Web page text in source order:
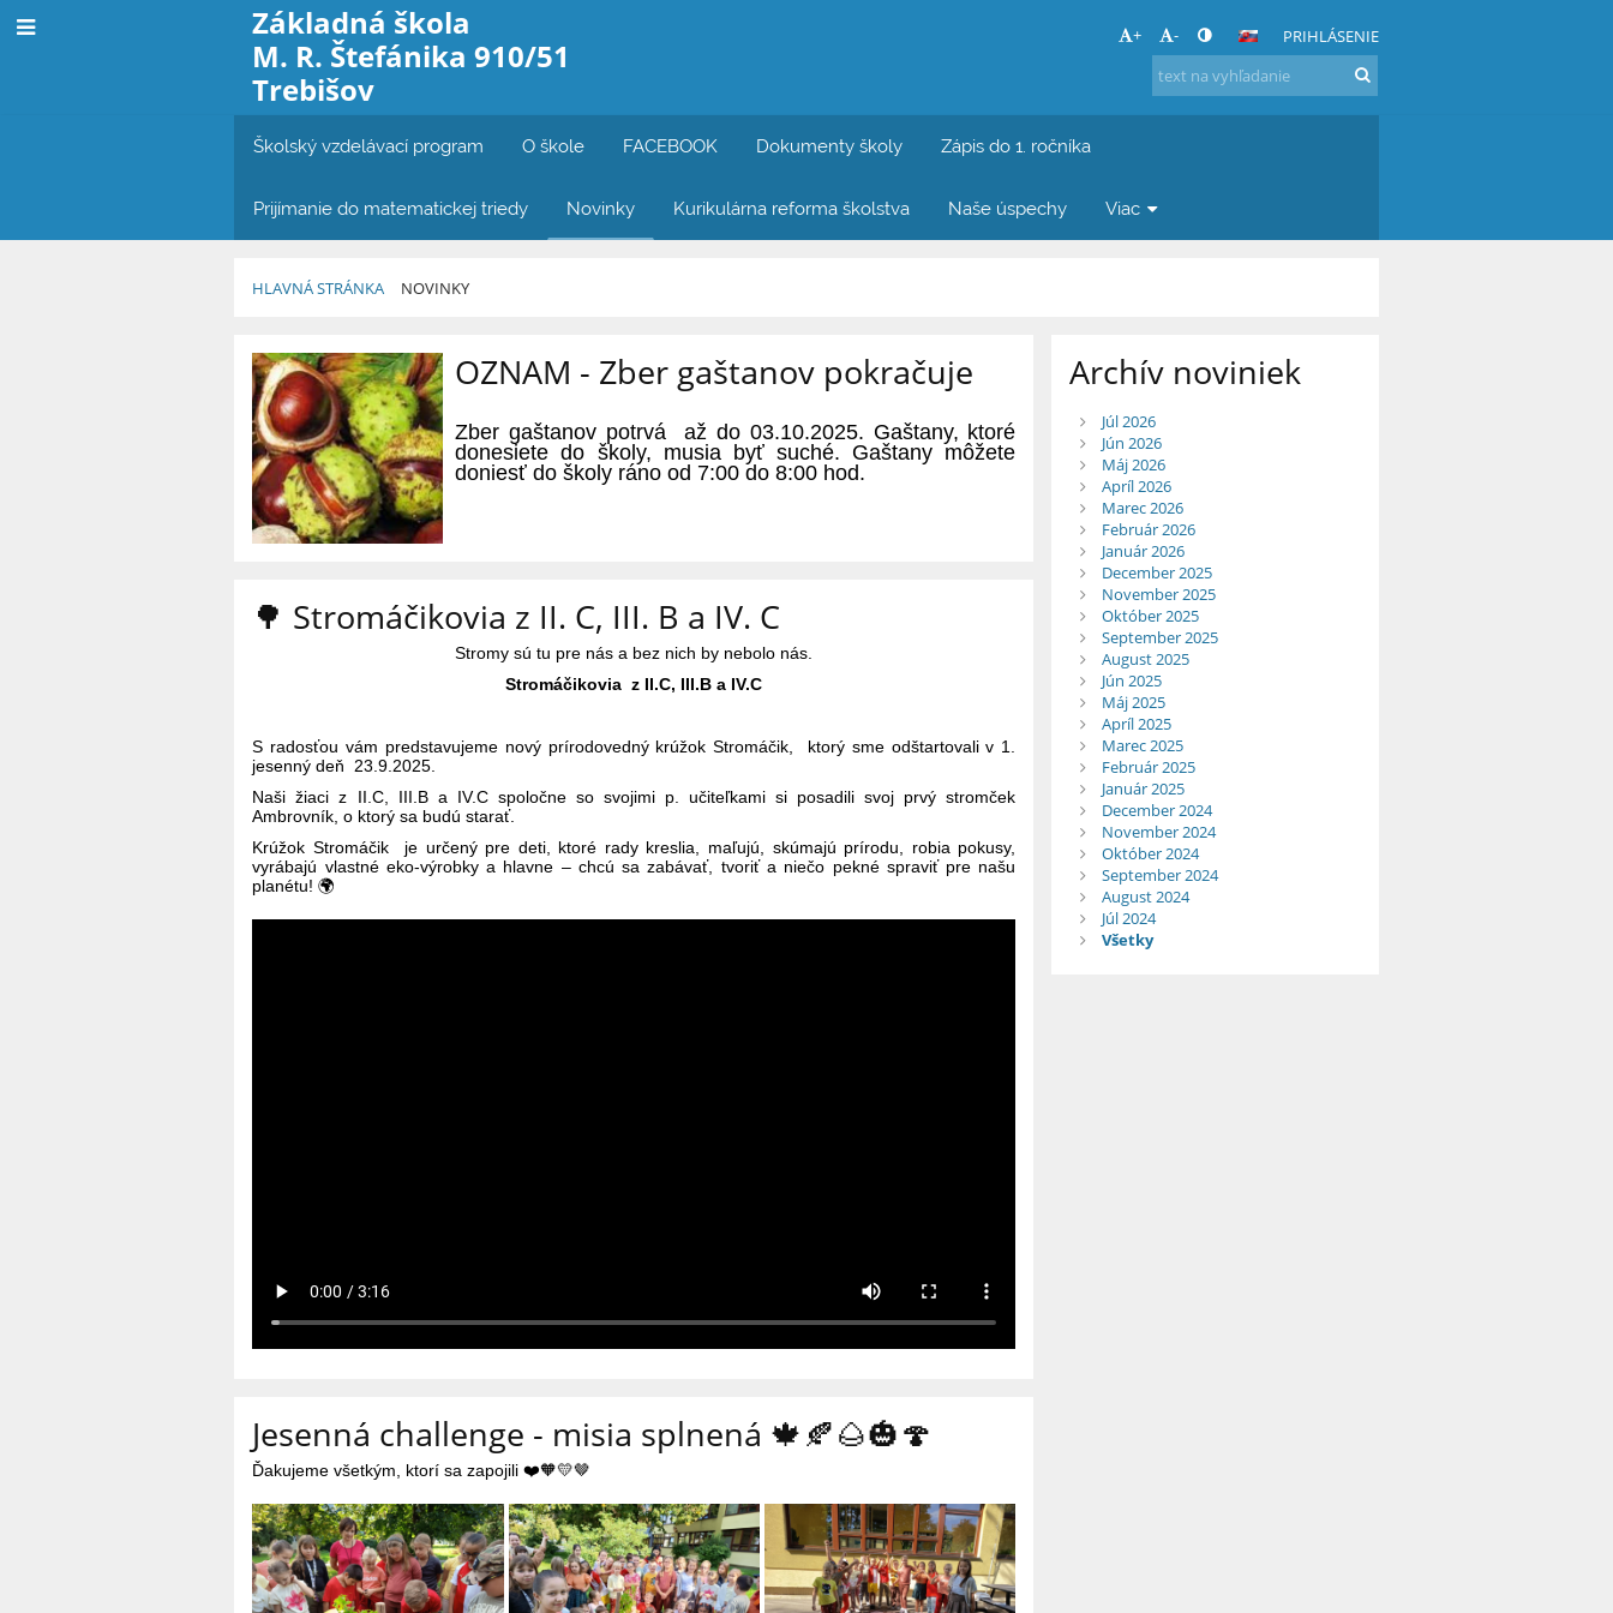
Základná škola
M. R. Štefánika 910/51
Trebišov
+ - PRIHLÁSENIE
Školský vzdelávací program O škole FACEBOOK Dokumenty školy Zápis do 1. ročníka
Prijímanie do matematickej triedy Novinky Kurikulárna reforma školstva Naše úspechy Viac
HLAVNÁ STRÁNKA NOVINKY
Novinky OZNAM - Zber gaštanov pokračuje
Zber gaštanov potrvá až do 03.10.2025. Gaštany, ktoré
donesiete do školy, musia byť suché. Gaštany môžete
doniesť do školy ráno od 7:00 do 8:00 hod.
🌳 Stromáčikovia z II. C, III. B a IV. C
Stromy sú tu pre nás a bez nich by nebolo nás.
Stromáčikovia z II.C, III.B a IV.C
S radosťou vám predstavujeme nový prírodovedný krúžok Stromáčik, ktorý sme odštartovali v 1.
jesenný deň 23.9.2025.
Naši žiaci z II.C, III.B a IV.C spoločne so svojimi p. učiteľkami si posadili svoj prvý stromček
Ambrovník, o ktorý sa budú starať.
Krúžok Stromáčik je určený pre deti, ktoré rady kreslia, maľujú, skúmajú prírodu, robia pokusy,
vyrábajú vlastné eko-výrobky a hlavne – chcú sa zabávať, tvoriť a niečo pekné spraviť pre našu
planétu!🌍
Jesenná challenge - misia splnená 🍁🍂🌰🎃🍄
Ďakujeme všetkým, ktorí sa zapojili ❤️🧡💛🤎
Archív noviniek
Júl 2026
Jún 2026
Máj 2026
Apríl 2026
Marec 2026
Február 2026
Január 2026
December 2025
November 2025
Október 2025
September 2025
August 2025
Jún 2025
Máj 2025
Apríl 2025
Marec 2025
Február 2025
Január 2025
December 2024
November 2024
Október 2024
September 2024
August 2024
Júl 2024
Všetky